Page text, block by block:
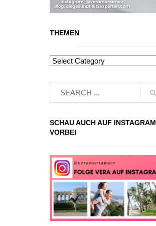
THEMEN
SCHAU AUCH AUF INSTAGRAM
VORBEI